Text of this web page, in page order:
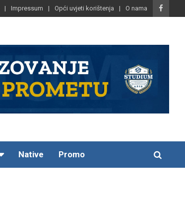
Impressum Opći uvjeti korištenja O nama
Native Promo